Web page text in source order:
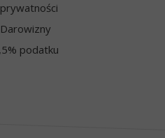
podatku